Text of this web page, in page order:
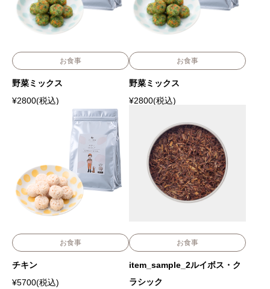
お食事
野菜ミックス
¥2800(税込)
お食事
野菜ミックス
¥2800(税込)
お食事
チキン
¥5700(税込)
お食事
item_sample_2ルイボス・ク
ラシック